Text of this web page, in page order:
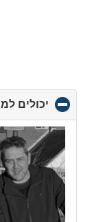
יכולים